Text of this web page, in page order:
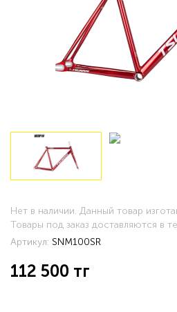
Нет в наличии. Данный товар
Товары под заказ доставляются в
Артикул: SNM100SR
112 500 тг